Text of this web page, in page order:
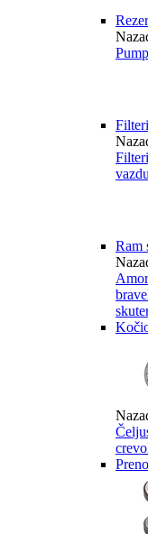
Ram
brave
crevo